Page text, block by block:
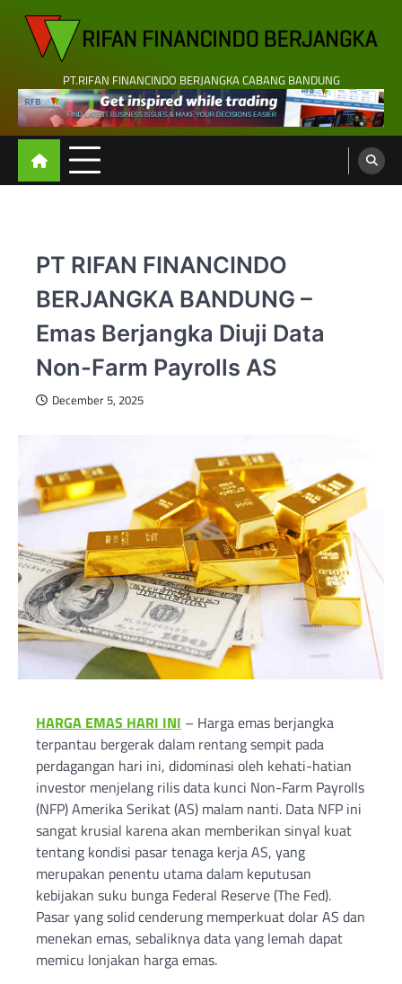
content
PT.RIFAN FINANCINDO BERJANGKA CABANG BANDUNG
PT RIFAN FINANCINDO
BERJANGKA BANDUNG –
Emas Berjangka Diuji Data
Non-Farm Payrolls AS
December 5, 2025
HARGA EMAS HARI INI – Harga emas berjangka
terpantau bergerak dalam rentang sempit pada
perdagangan hari ini, didominasi oleh kehati-hatian
investor menjelang rilis data kunci Non-Farm Payrolls
(NFP) Amerika Serikat (AS) malam nanti. Data NFP ini
sangat krusial karena akan memberikan sinyal kuat
tentang kondisi pasar tenaga kerja AS, yang
merupakan penentu utama dalam keputusan
kebijakan suku bunga Federal Reserve (The Fed).
Pasar yang solid cenderung memperkuat dolar AS dan
menekan emas, sebaliknya data yang lemah dapat
memicu lonjakan harga emas.